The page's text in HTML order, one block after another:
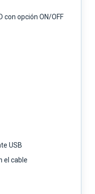
con opción ON/OFF
USB
el cable